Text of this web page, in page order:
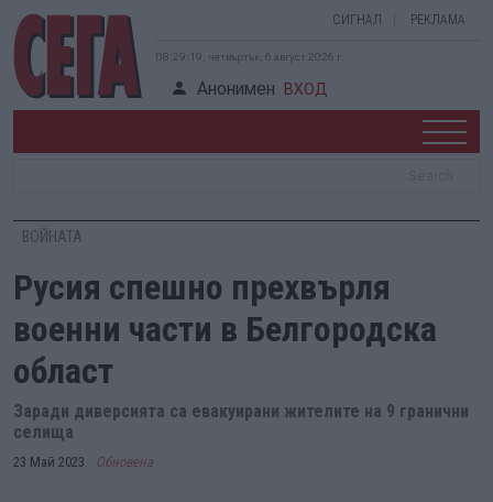
СИГНАЛ РЕКЛАМА
08:29:20, четвъртък, 6 август 2026 г.
Анонимен ВХОД
ВОЙНАТА
Русия спешно прехвърля
военни части в Белгородска
област
Заради диверсията са евакуирани жителите на 9 гранични
селища
23 Май 2023 Обновена